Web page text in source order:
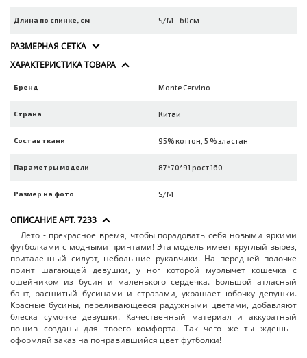
Длина по спинке, см S/M - 60см
РАЗМЕРНАЯ СЕТКА
ХАРАКТЕРИСТИКА ТОВАРА
Бренд Monte Cervino
Страна Китай
Состав ткани 95% коттон, 5 % эластан
Параметры модели 87*70*91 рост 160
Размер на фото S/M
ОПИСАНИЕ АРТ. 7233
Лето - прекрасное время, чтобы порадовать себя новыми яркими
футболками с модными принтами! Эта модель имеет круглый вырез,
приталенный силуэт, небольшие рукавчики. На передней полочке
принт шагающей девушки, у ног которой мурлычет кошечка с
ошейником из бусин и маленького сердечка. Большой атласный
бант, расшитый бусинами и стразами, украшает юбочку девушки.
Красные бусины, переливающееся радужными цветами, добавляют
блеска сумочке девушки. Качественный материал и аккуратный
пошив созданы для твоего комфорта. Так чего же ты ждешь -
оформляй заказ на понравившийся цвет футболки!